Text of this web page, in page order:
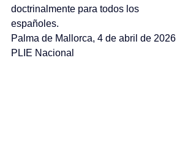
doctrinalmente para todos los
españoles.
Palma de Mallorca, 4 de abril de 2026
PLIE Nacional